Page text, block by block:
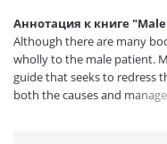
Код товара:
Артикул:
ISBN:
В продаже с:
Аннотация к книге
Although there are many
wholly to the male patient.
guide that seeks to redress
both the causes and